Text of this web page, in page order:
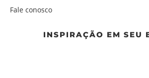
Fale conosco
INSPIRAÇÃO EM SEU